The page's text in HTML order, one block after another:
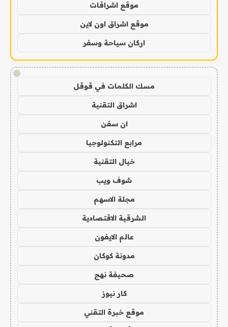
موقع اشراقات
موقع اشراق اون لاين
اركان سياحة وسفر
!
مسك الكلمات في قوقل
اشراق التقنية
ان سفن
مرابع التكنولوجيا
خيال التقنية
شوف ويب
مجلة الاسهم
الشرقية الاقتصادية
عالم الايفون
مدونة كوكان
صحيفة نهج
كار نيوز
موقع خبرة التقني